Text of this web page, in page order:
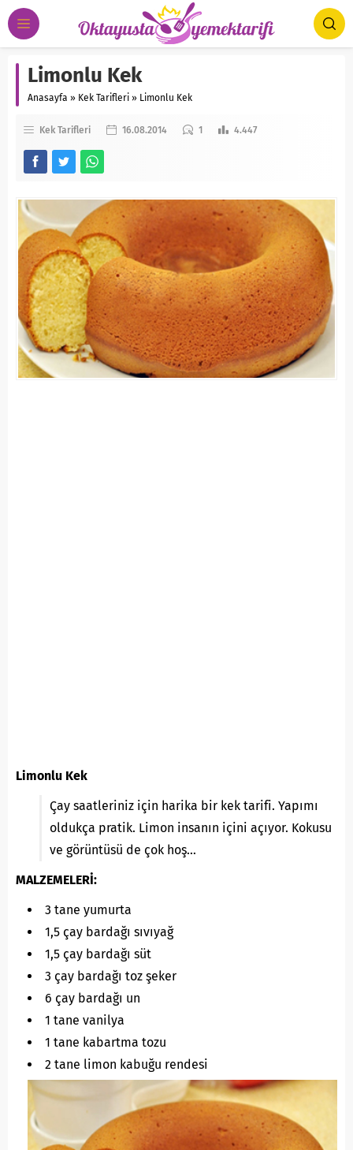
Limonlu Kek
Anasayfa » Kek Tarifleri » Limonlu Kek
Kek Tarifleri 16.08.2014 1 4.447
Limonlu Kek
Çay saatleriniz için harika bir kek tarifi. Yapımı
oldukça pratik. Limon insanın içini açıyor. Kokusu
ve görüntüsü de çok hoş…
MALZEMELERİ:
3 tane yumurta
1,5 çay bardağı sıvıyağ
1,5 çay bardağı süt
3 çay bardağı toz şeker
6 çay bardağı un
1 tane vanilya
1 tane kabartma tozu
2 tane limon kabuğu rendesi